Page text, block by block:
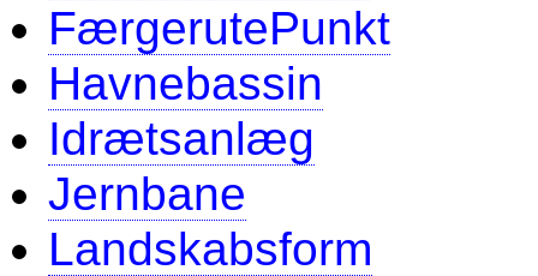
FærgerutePunkt
Havnebassin
Idrætsanlæg
Jernbane
Landskabsform